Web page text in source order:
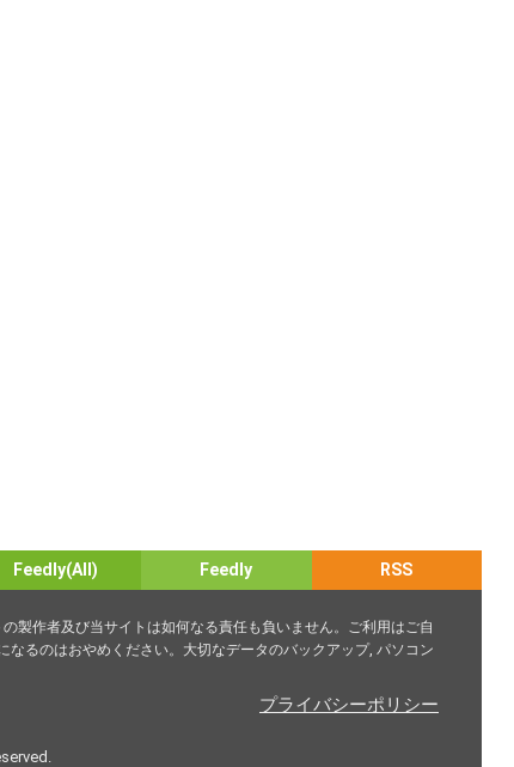
Feedly(All) Feedly RSS
製作者及び当サイトは如何なる責任も負いません。ご利用はご自
るのはおやめください。大切なデータのバックアップ, パソコン
プライバシーポリシー